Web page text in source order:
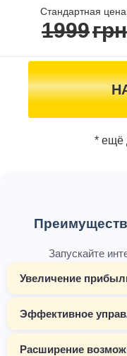
Стандартная
1999грн
* ещё
Запускайте
Увеличение
Эффективное
Расширение